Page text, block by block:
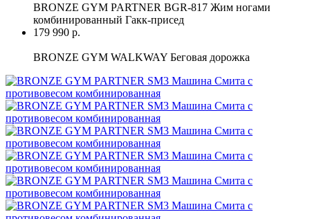
BRONZE GYM PARTNER BGR-817 Жим ногами
комбинированный Гакк-присед
179 990 р.
BRONZE GYM WALKWAY Беговая дорожка